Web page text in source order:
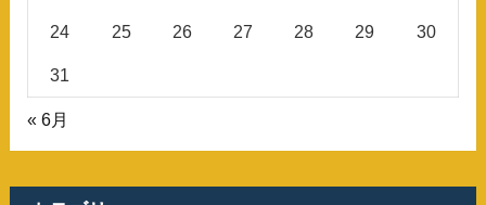
24 25 26 27 28 29 30
31
« 6月